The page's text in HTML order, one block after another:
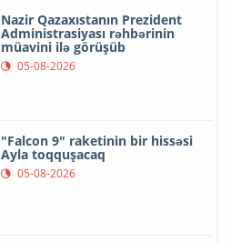
Nazir Qazaxıstanın Prezident
Administrasiyası rəhbərinin
müavini ilə görüşüb
05-08-2026
"Falcon 9" raketinin bir hissəsi
Ayla toqquşacaq
05-08-2026